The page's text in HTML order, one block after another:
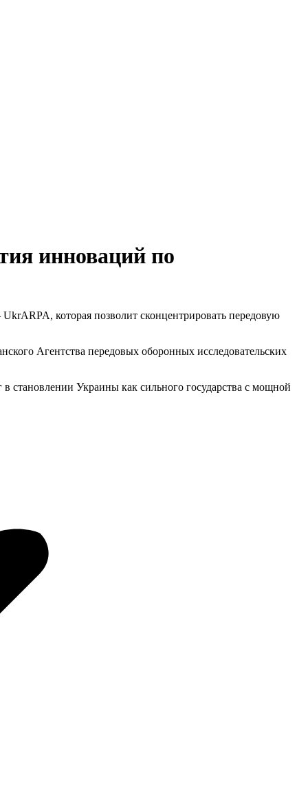
инноваций по
которая позволит сконцентрировать передовую
Агентства передовых оборонных исследовательских
становлении Украины как сильного государства с мощной